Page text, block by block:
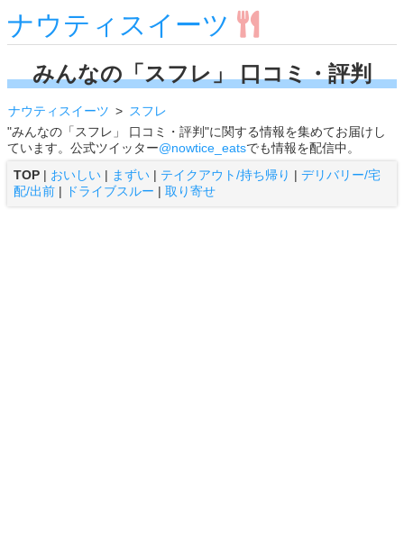
ナウティスイーツ
みんなの「スフレ」 口コミ・評判
ナウティスイーツ
スフレ
"みんなの「スフレ」 口コミ・評判"に関する情報を集めてお届けし
ています。公式ツイッター@nowtice_eatsでも情報を配信中。
TOP | おいしい | まずい | テイクアウト/持ち帰り | デリバリー/宅
配/出前 | ドライブスルー | 取り寄せ